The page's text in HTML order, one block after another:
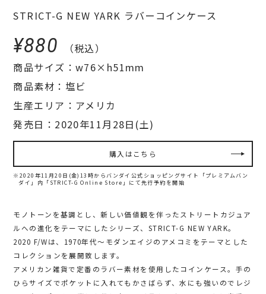
STRICT-G NEW YARK ラバーコインケース
¥880
（税込）
商品サイズ：w76×h51mm
商品素材：塩ビ
生産エリア：アメリカ
発売日：2020年11月28日(土)
購入はこちら
※2020年11月20日(金)13時からバンダイ公式ショッピングサイト「プレミアムバン
ダイ」内 「STRICT-G Online Store」にて先行予約を開始
モノトーンを基調とし、新しい価値観を伴ったストリートカジュア
ルへの進化をテーマにしたシリーズ、STRICT-G NEW YARK。
2020 F/Wは、1970年代～モダンエイジのアメコミをテーマとした
コレクションを展開致します。
アメリカン雑貨で定番のラバー素材を使用したコインケース。手の
ひらサイズでポケットに入れてもかさばらず、水にも強いのでレジ